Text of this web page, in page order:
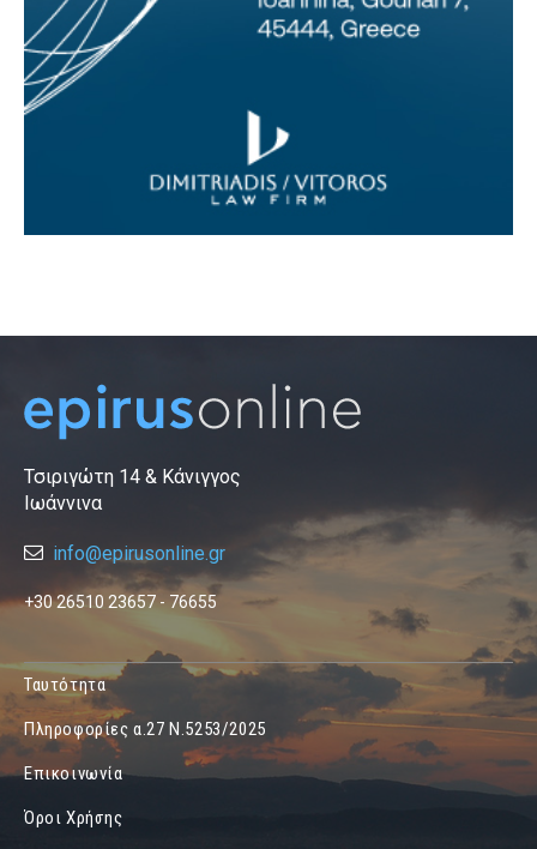
Τσιριγώτη 14 & Κάνιγγος
Ιωάννινα
info@epirusonline.gr
+30 26510 23657 - 76655
Ταυτότητα
Πληροφορίες α.27 Ν.5253/2025
Επικοινωνία
Όροι Χρήσης